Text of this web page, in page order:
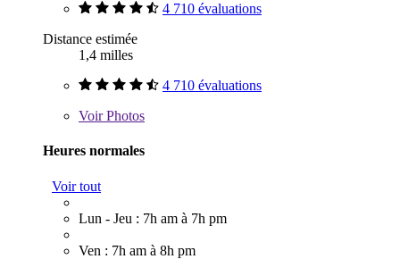
4 710 évaluations
Distance estimée
1,4 milles
4 710 évaluations
VoirPhotos
Heures normales
Voir tout
Lun - Jeu : 7h am à 7h pm
Ven : 7h am à 8h pm